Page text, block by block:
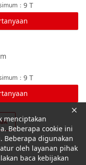
9 T
：
9 T
：
menciptakan
Beberapa cookie ini
digunakan
oleh layanan pihak
baca kebijakan